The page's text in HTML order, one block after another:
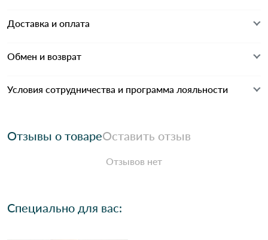
Доставка и оплата
Обмен и возврат
Условия сотрудничества и программа лояльности
Отзывы о товареОставить отзыв
Отзывов нет
Специально для вас: